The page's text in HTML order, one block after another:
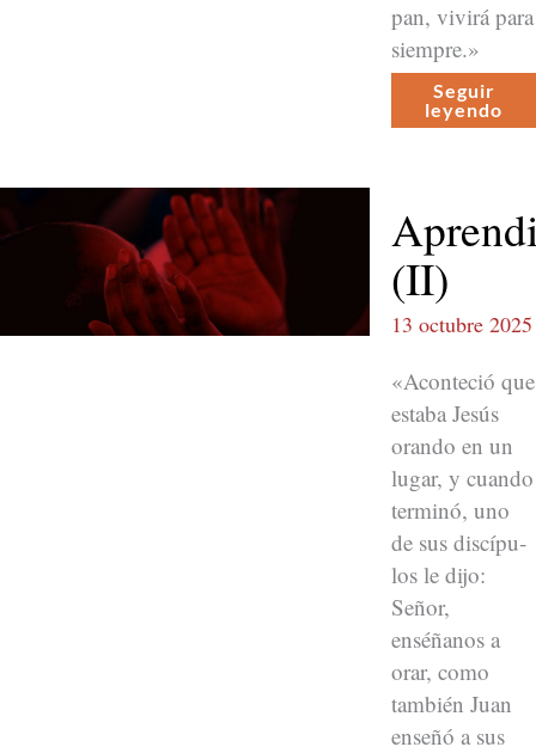
pan, vivirá para
siem­pre.»
Seguir
leyen­do
(II)
13 octubre 2025
«Acon­te­ció que
esta­ba Jesús
oran­do en un
lugar, y cuan­do
ter­minó, uno
de sus dis­cípu­
los le dijo:
Señor,
enséñanos a
orar, como
tam­bién Juan
enseñó a sus